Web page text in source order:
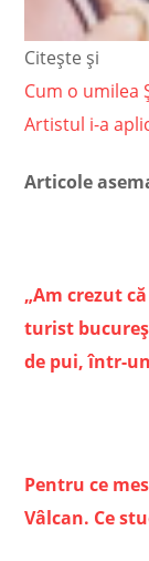
Citește și
Cum o umilea
Artistul i-a
Articole
„Am crezut
turist
de pui, într-
Pentru ce
Vâlcan. Ce